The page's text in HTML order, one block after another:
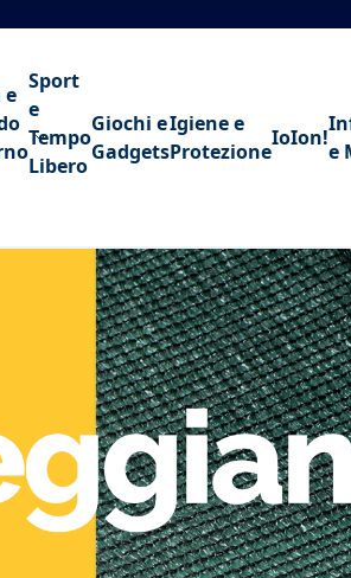
e
Sport
e
Tempo
Libero
Giochi e
Gadgets
Igiene e
Protezione
IoIon!
e